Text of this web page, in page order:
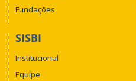
Fundações
SISBI
Institucional
Equipe